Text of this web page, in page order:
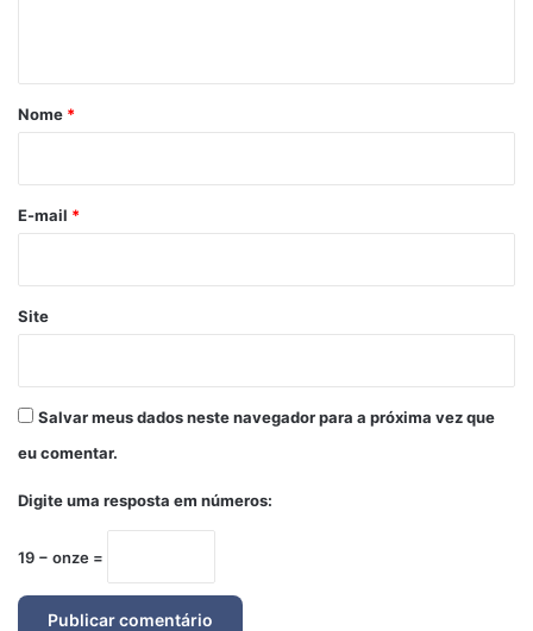
r
*
Nome *
E-mail *
Site
Salvar meus dados neste navegador para a próxima vez que
eu comentar.
Digite uma resposta em números:
19 − onze =